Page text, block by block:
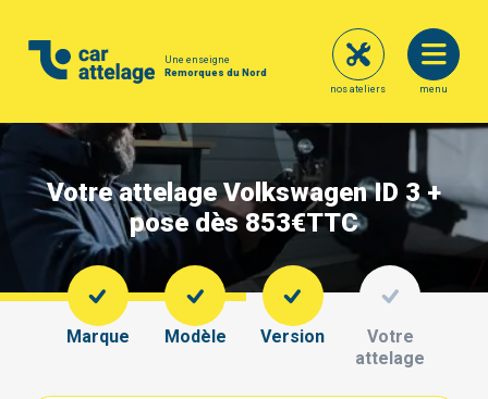
Une enseigne
Remorques du Nord
menu
nos ateliers
Votre attelage Volkswagen ID 3 +
pose dès 853€TTC
Marque Modèle Version
Votre
attelage